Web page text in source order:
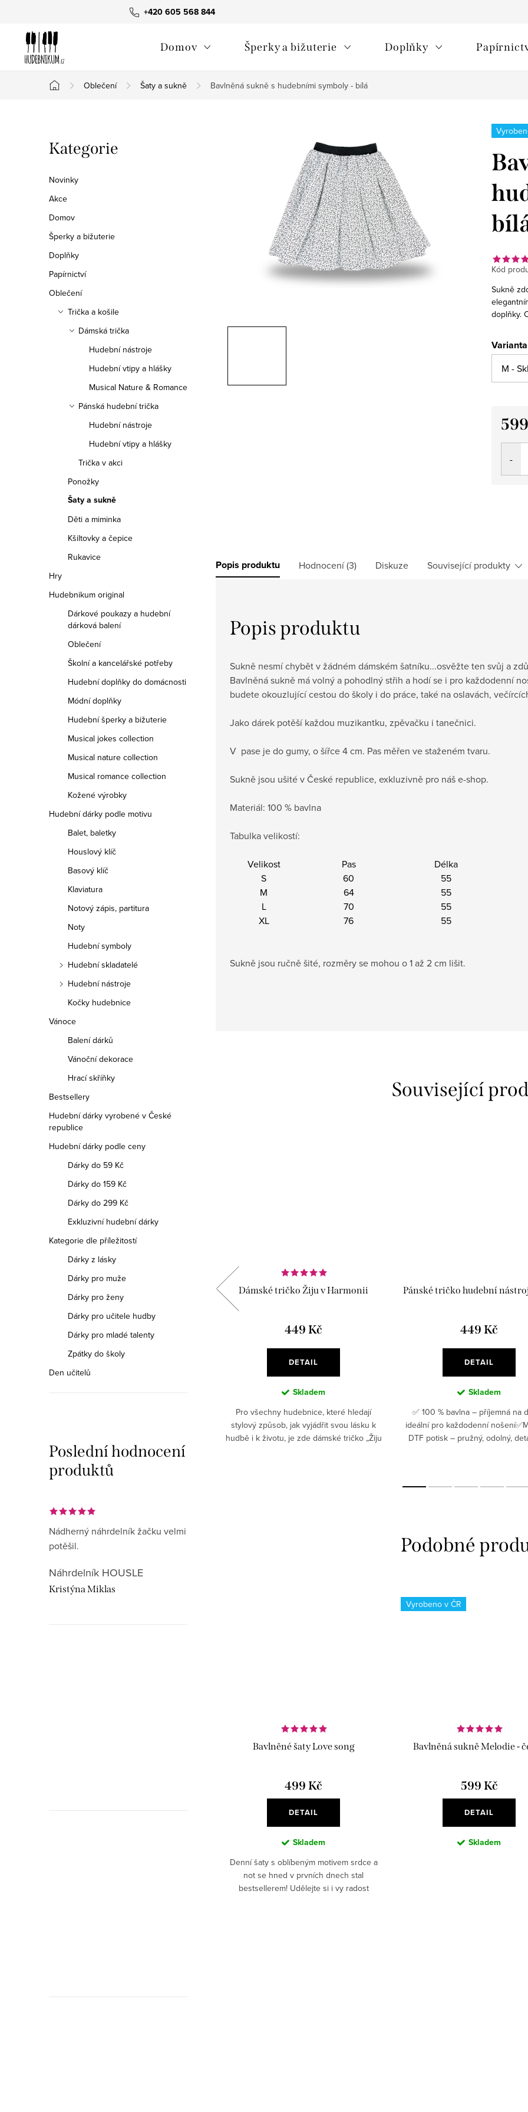
+420 605 568 844
Domov Šperky a bižuterie Doplňky
Domů
Oblečení Šaty a sukně Bavlněná sukně s hudebními symboly - bílá
o
s
t
r
a
n
n
Přeskočit
kategorie
Kategorie
Novinky
Akce
Domov
Šperky a bižuterie
Doplňky
Papírnictví
Oblečení
Trička a košile
Dámská trička
Hudební nástroje
Hudební vtipy a hlášky
Musical Nature & Romance
Pánská hudební trička
Hudební nástroje
Hudební vtipy a hlášky
Trička v akci
Ponožky
Šaty a sukně
Děti a miminka
Kšiltovky a čepice
Rukavice
Hry
Hudebnikum original
Dárkové poukazy a hudební
dárková balení
Oblečení
Školní a kancelářské potřeby
Hudební doplňky do domácnosti
Módní doplňky
Hudební šperky a bižuterie
Musical jokes collection
Musical nature collection
Musical romance collection
Kožené výrobky
Hudební dárky podle motivu
Balet, baletky
Houslový klíč
Basový klíč
Klaviatura
Notový zápis, partitura
Noty
Hudební symboly
Hudební skladatelé
Hudební nástroje
Kočky hudebnice
Vánoce
Balení dárků
Vánoční dekorace
Hrací skříňky
Bestsellery
Hudební dárky vyrobené v České
republice
Hudební dárky podle ceny
Dárky do 59 Kč
Dárky do 159 Kč
Dárky do 299 Kč
Exkluzivní hudební dárky
Kategorie dle příležitostí
Dárky z lásky
Dárky pro muže
Dárky pro ženy
Dárky pro učitele hudby
Dárky pro mladé talenty
Zpátky do školy
Den učitelů
Poslední hodnocení
produktů
Nádherný náhrdelník žačku velmi
potěšil.
Náhrdelník HOUSLE
Kristýna Miklas
Kód
Sukně
doplňky.
Varianta
Měrná
Popis produktu Hodnocení (3) Diskuze Související produkty
Popis produktu
Sukně nesmí chybět v žádném dámském šatníku...osvěžte ten svůj a
Bavlněná sukně má volný a pohodlný střih a hodí se i pro každodenní
budete okouzlující cestou do školy i do práce, také na oslavách,
Jako dárek potěší každou muzikantku, zpěvačku i tanečnici.
V pase je do gumy, o šířce 4 cm. Pas měřen ve staženém tvaru.
Sukně jsou ušité v České republice, exkluzivně pro náš e-shop.
Materiál: 100 % bavlna
Tabulka velikostí:
Velikost Pas
Délka
S
60
55
M
64
55
L
70
55
XL
76 55
Sukně jsou ručně šité, rozměry se mohou o 1 až 2 cm lišit.
Související
padne vedle
449 Kč
humor.✅ 100% bavlna – příjemný a
prodyšný materiál, který se...
Dámské tričko Žiju v Harmonii
449 Kč
DETAIL
Skladem
Pro všechny hudebnice, které hledají
stylový způsob, jak vyjádřit svou lásku k
hudbě i k životu, je zde dámské tričko „Žiju
Pánské tričko hudební nástroj
449 Kč
DETAIL
Skladem
✅ 100 % bavlna – příjemná na
ideální pro každodenní
DTF potisk – pružný, odolný,
Bavlněné šaty Love song
499 Kč
DETAIL
Skladem
Denní šaty s oblíbeným motivem srdce a
not se hned v prvních dnech stal
bestsellerem! Udělejte si i vy radost
Vyrobeno v ČR
Bavlněná sukně Melodie -
599 Kč
DETAIL
Skladem